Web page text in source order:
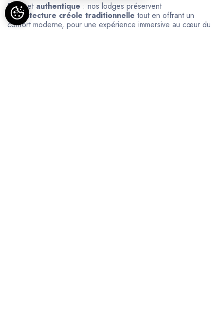
Rareetauthentique : nos lodges préservent
l'architecture créole traditionnelle tout en offrant un
confort moderne, pour une expérience immersive au cœur du